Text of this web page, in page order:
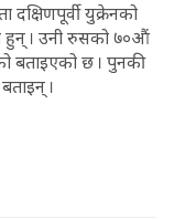
दक्षिणपूर्वी युक्रेनको
हुन् । उनी रुसको ७०औं
बताइएको छ । पुनकी
।